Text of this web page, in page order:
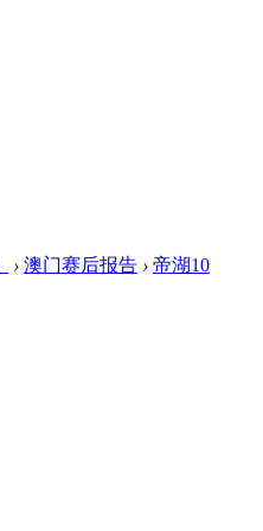
› 澳门赛后报告 › 帝湖10